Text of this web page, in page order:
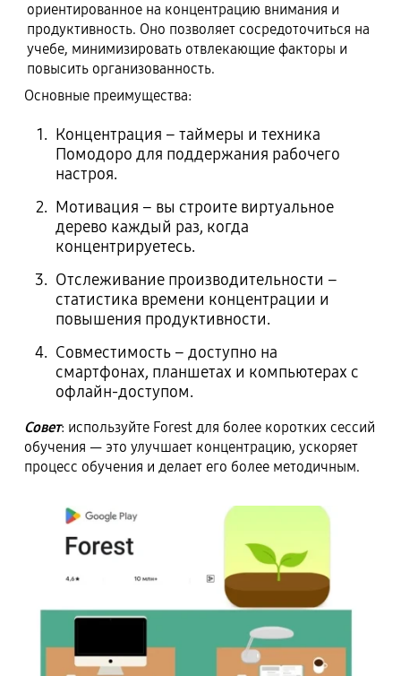
ориентированное на концентрацию внимания и
продуктивность. Оно позволяет сосредоточиться на
учебе, минимизировать отвлекающие факторы и
повысить организованность.
Основные преимущества:
Концентрация – таймеры и техника
Помодоро для поддержания рабочего
настроя.
Мотивация – вы строите виртуальное
дерево каждый раз, когда
концентрируетесь.
Отслеживание производительности –
статистика времени концентрации и
повышения продуктивности.
Совместимость – доступно на
смартфонах, планшетах и компьютерах с
офлайн-доступом.
Совет: используйте Forest для более коротких сессий
обучения — это улучшает концентрацию, ускоряет
процесс обучения и делает его более методичным.